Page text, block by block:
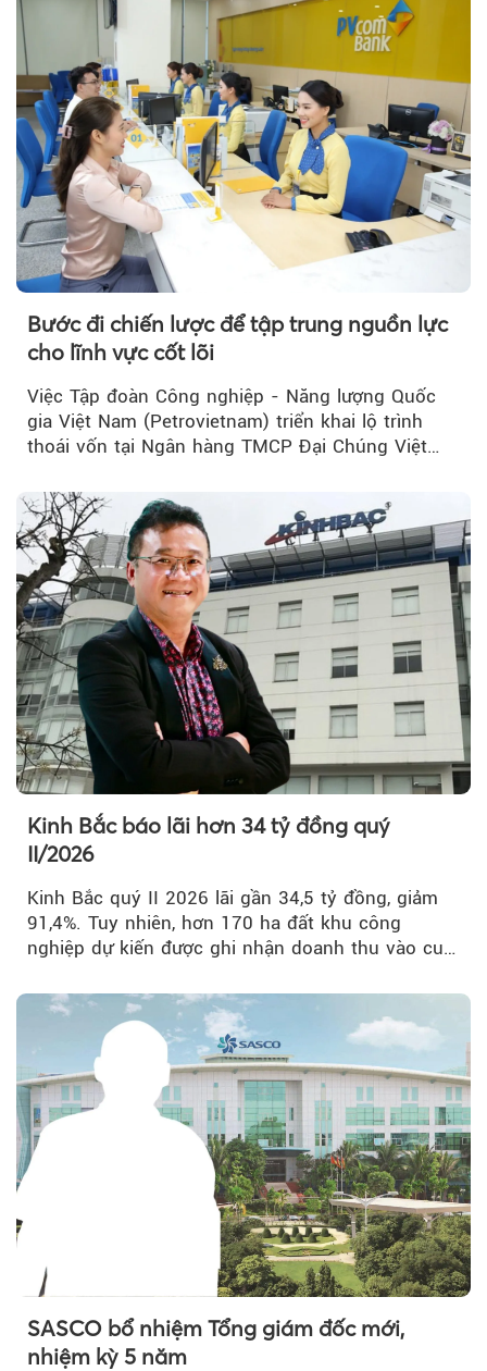
Bước đi chiến lược để tập trung nguồn lực
cho lĩnh vực cốt lõi
Việc Tập đoàn Công nghiệp - Năng lượng Quốc
gia Việt Nam (Petrovietnam) triển khai lộ trình
thoái vốn tại Ngân hàng TMCP Đại Chúng Việt
Kinh Bắc báo lãi hơn 34 tỷ đồng quý
II/2026
Kinh Bắc quý II 2026 lãi gần 34,5 tỷ đồng, giảm
91,4%. Tuy nhiên, hơn 170 ha đất khu công
nghiệp dự kiến được ghi nhận doanh thu vào cuối
SASCO bổ nhiệm Tổng giám đốc mới,
nhiệm kỳ 5 năm